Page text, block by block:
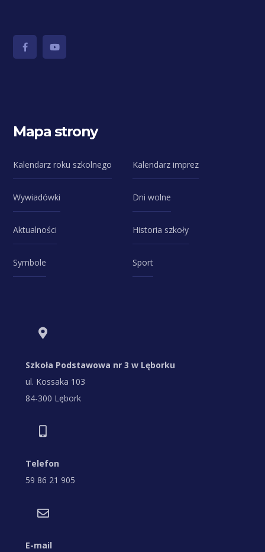
Mapa strony
Kalendarz roku szkolnego Kalendarz imprez
Wywiadówki Dni wolne
Aktualności Historia szkoły
Symbole Sport
Szkoła Podstawowa nr 3 w Lęborku
ul. Kossaka 103
84-300 Lębork
Telefon
59 86 21 905
E-mail